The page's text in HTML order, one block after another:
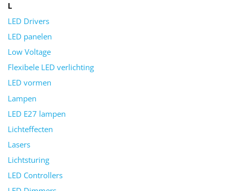
L
LED Drivers
LED panelen
Low Voltage
Flexibele LED verlichting
LED vormen
Lampen
LED E27 lampen
Lichteffecten
Lasers
Lichtsturing
LED Controllers